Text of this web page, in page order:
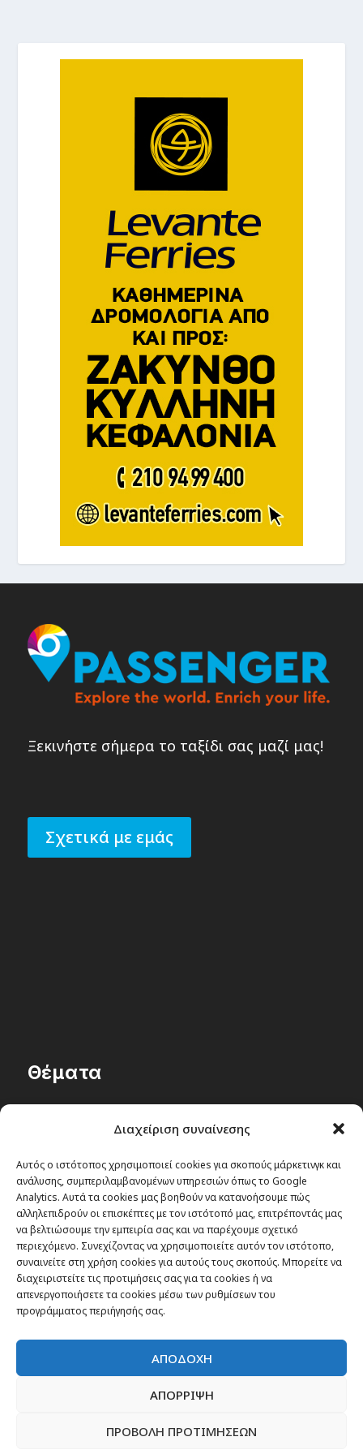
Διαχείριση συναίνεσης
Αυτός ο ιστότοπος χρησιμοποιεί cookies για σκοπούς μάρκετινγκ και
ανάλυσης, συμπεριλαμβανομένων υπηρεσιών όπως το Google
Analytics. Αυτά τα cookies μας βοηθούν να κατανοήσουμε πώς
αλληλεπιδρούν οι επισκέπτες με τον ιστότοπό μας, επιτρέποντάς μας
να βελτιώσουμε την εμπειρία σας και να παρέχουμε σχετικό
περιεχόμενο. Συνεχίζοντας να χρησιμοποιείτε αυτόν τον ιστότοπο,
συναινείτε στη χρήση cookies για αυτούς τους σκοπούς. Μπορείτε να
διαχειριστείτε τις προτιμήσεις σας για τα cookies ή να
απενεργοποιήσετε τα cookies μέσω των ρυθμίσεων του
προγράμματος περιήγησής σας.
ΑΠΟΔΟΧΗ
ΑΠΟΡΡΙΨΗ
ΠΡΟΒΟΛΗ ΠΡΟΤΙΜΗΣΕΩΝ
Ξεκινήστε σήμερα το ταξίδι σας μαζί μας!
Σχετικά με εμάς
Θέματα
Passenger στον κόσμο
TRAVEL NEWS
Οργάνωσε το ταξίδι σου
CITY and CULTURE
Newsletter